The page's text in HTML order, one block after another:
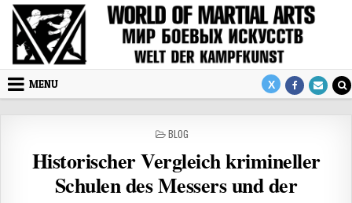
Skip to content
MENU
POSTED IN
BLOG
Historischer Vergleich krimineller
Schulen des Messers und der